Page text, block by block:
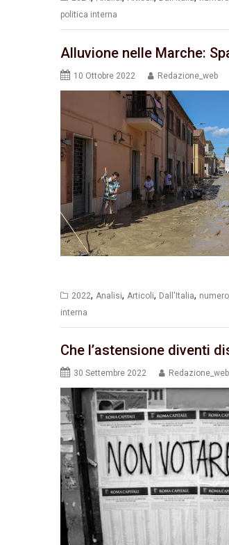
politica interna
Alluvione nelle Marche:
10 Ottobre 2022 Redazione_web
2022, Analisi, Articoli, Dall'Italia,
interna
Che l’astensione diventi
30 Settembre 2022 Redazione_web